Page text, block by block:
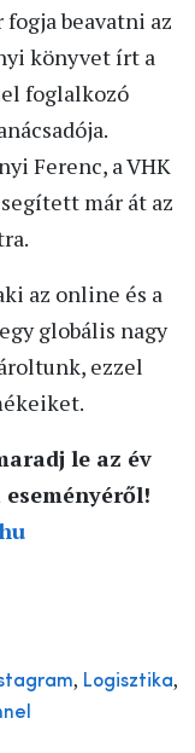
beavatni az
könyvet írt a
foglalkozó
Ferenc, a VHK
már át az
az online és a
globális nagy
ezzel
le az év
, Logisztika,